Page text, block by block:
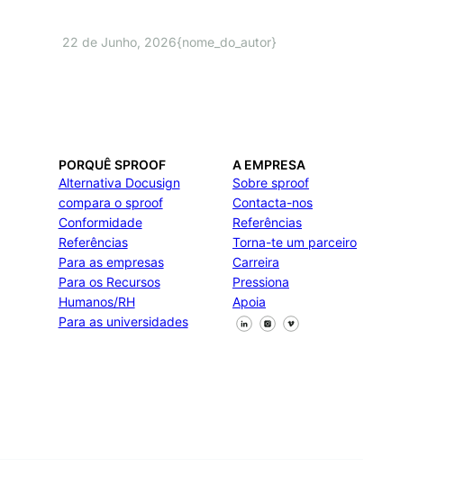
22 de Junho, 2026{nome_do_autor}
PORQUÊ SPROOF
Alternativa Docusign
compara o sproof
Conformidade
Referências
Para as empresas
Para os Recursos
Humanos/RH
Para as universidades
A EMPRESA
Sobre sproof
Contacta-nos
Referências
Torna-te um parceiro
Carreira
Pressiona
Apoia
Segue-nos no Facebook
Segue-nos no X
Segue-nos no LinkedIn